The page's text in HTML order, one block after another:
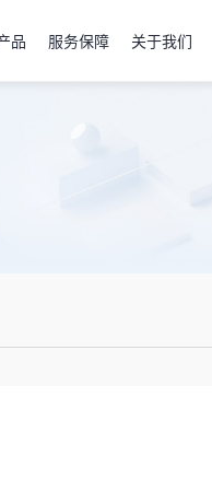
品 服务保障 关于我们